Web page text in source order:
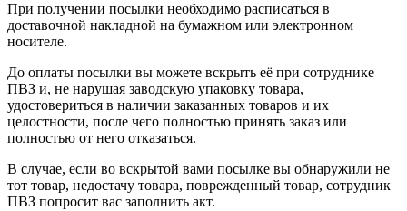
При получении посылки необходимо расписаться в
доставочной накладной на бумажном или электронном
носителе.
До оплаты посылки вы можете вскрыть её при сотруднике
ПВЗ и, не нарушая заводскую упаковку товара,
удостовериться в наличии заказанных товаров и их
целостности, после чего полностью принять заказ или
полностью от него отказаться.
В случае, если во вскрытой вами посылке вы обнаружили не
тот товар, недостачу товара, поврежденный товар, сотрудник
ПВЗ попросит вас заполнить акт.